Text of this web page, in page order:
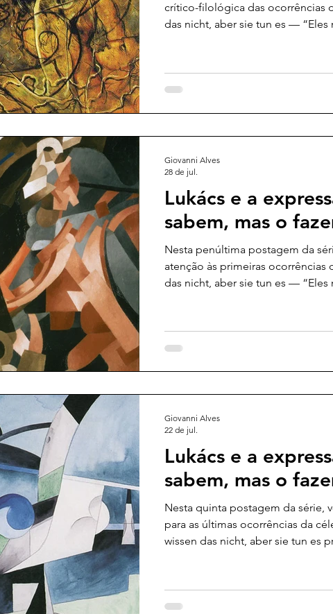
crítico-filológica das ocorrências
das nicht, aber sie tun es — “Eles
Ontologia do Ser Social,
conclusiva, aos Prolegômenos
nosso propós
Lukács e a
sabem, mas o
Nesta penúltima postagem da
atenção às primeiras ocorrências
das nicht, aber sie tun es — “Eles
Lukács, redigido em 1970, nos
publicado postumamente em
elementos fundam
Giovanni Alves
28 de jul.
Lukács e a
sabem, mas o
Nesta quinta postagem da série,
para as últimas ocorrências da
wissen das nicht, aber sie tun es
cuidadosamente cada uma
acompanhando o modo pelo qual
Giovanni Alves
22 de jul.